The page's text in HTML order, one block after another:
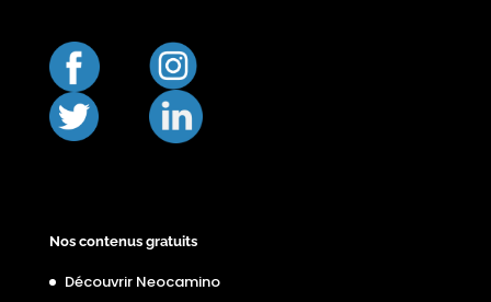
Nos contenus gratuits
Découvrir Neocamino